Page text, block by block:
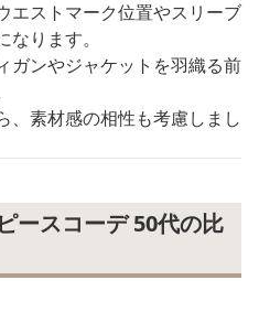
エストマーク位置やスリーブ
ります。
ガンやジャケットを羽織る前
、素材感の相性も考慮しまし
ースコーデ 50代の比